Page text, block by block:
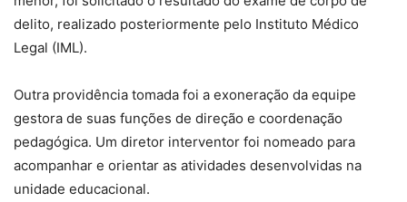
delito, realizado posteriormente pelo Instituto Médico
Legal (IML).
Outra providência tomada foi a exoneração da equipe
gestora de suas funções de direção e coordenação
pedagógica. Um diretor interventor foi nomeado para
acompanhar e orientar as atividades desenvolvidas na
unidade educacional.